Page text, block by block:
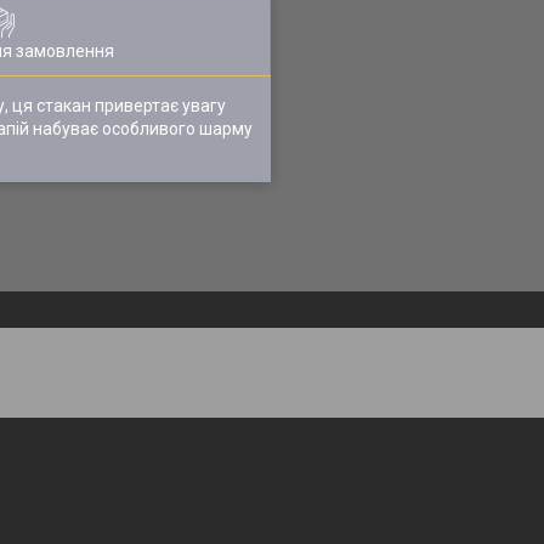
замовлення
ця стакан привертає увагу
набуває особливого шарму